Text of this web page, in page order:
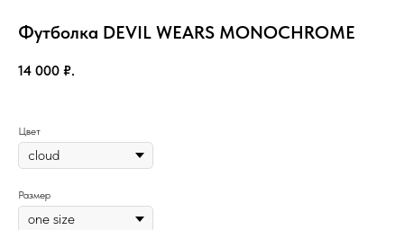
Футболка DEVIL WEARS MONOCHROME
14 000 ₽.
Размер
Цвет